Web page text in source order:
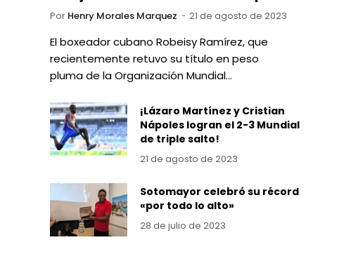
Por Henry Morales Marquez 21 de agosto de 2023
El boxeador cubano Robeisy Ramírez, que
recientemente retuvo su título en peso
pluma de la Organización Mundial…
¡Lázaro Martínez y Cristian
Nápoles logran el 2-3 Mundial
de triple salto!
21 de agosto de 2023
Sotomayor celebró su récord
«por todo lo alto»
28 de julio de 2023